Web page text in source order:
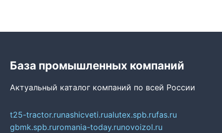
База промышленных компаний
Актуальный каталог компаний по всей России
t25-tractor.runashicveti.rualutex.spb.rufas.ru
gbmk.spb.ruromania-today.runovoizol.ru